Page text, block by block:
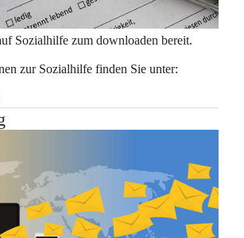
Sozialhilfe zum downloaden bereit.
zur Sozialhilfe finden Sie unter: